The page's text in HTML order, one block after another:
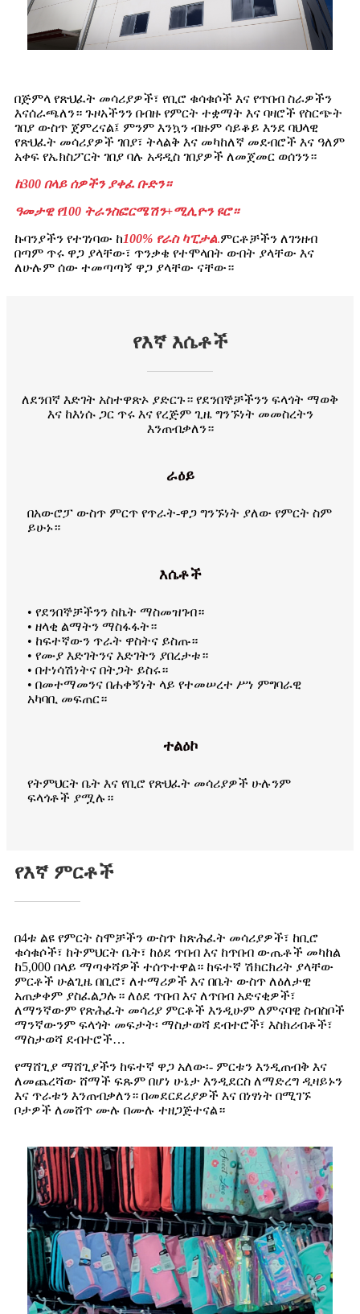
በጅምላ የጽህፈት መሳሪያዎች፣ የቢሮ ቁሳቁሶች እና የጥበብ ስራዎችን
እናሰራጫለን። ጉዞአችንን በብዙ የምርት ተቋማት እና ባዛሮች የስርጭት
ገበያ ውስጥ ጀምረናል፤ ምንም እንኳን ብዙም ሳይቆይ እንደ ባህላዊ
የጽህፈት መሳሪያዎች ገበያ፣ ትላልቅ እና መካከለኛ መደብሮች እና ዓለም
አቀፍ የኤክስፖርት ገበያ ባሉ አዳዲስ ገበያዎች ለመጀመር ወሰንን።
ከ300 በላይ ሰዎችን ያቀፈ ቡድን።
ዓመታዊ የ100 ትራንስፎርሜሽን+ሚሊዮን ዩሮ።
ኩባንያችን የተገነባው ከ100% የራስ ካፒታል.ምርቶቻችን ለገንዘብ
በጣም ጥሩ ዋጋ ያላቸው፣ ጥንቃቄ የተሞላበት ውበት ያላቸው እና
ለሁሉም ሰው ተመጣጣኝ ዋጋ ያላቸው ናቸው።
የእኛ እሴቶች
ለደንበኛ እድገት አስተዋጽኦ ያድርጉ። የደንበኞቻችንን ፍላጎት ማወቅ
እና ከእነሱ ጋር ጥሩ እና የረጅም ጊዜ ግንኙነት መመስረትን
እንጠብቃለን።
ራዕይ
በአውሮፓ ውስጥ ምርጥ የጥራት-ዋጋ ግንኙነት ያለው የምርት ስም
ይሁኑ።
እሴቶች
• የደንበኞቻችንን ስኬት ማስመዝገብ።
• ዘላቂ ልማትን ማስፋፋት።
• ከፍተኛውን ጥራት ዋስትና ይስጡ።
• የሙያ እድገትንና እድገትን ያበረታቱ።
• በተነሳሽነትና በትጋት ይስሩ።
• በመተማመንና በሐቀኝነት ላይ የተመሠረተ ሥነ ምግባራዊ
አካባቢ መፍጠር።
ተልዕኮ
የትምህርት ቤት እና የቢሮ የጽህፈት መሳሪያዎች ሁሉንም
ፍላጎቶች ያሟሉ።
የእኛ ምርቶች
በ4ቱ ልዩ የምርት ስሞቻችን ውስጥ ከጽሕፈት መሳሪያዎች፣ ከቢሮ
ቁሳቁሶች፣ ከትምህርት ቤት፣ ከዕደ ጥበብ እና ከጥበብ ውጤቶች መካከል
ከ5,000 በላይ ማጣቀሻዎች ተሰጥተዋል። ከፍተኛ ሽክርክሪት ያላቸው
ምርቶች ሁልጊዜ በቢሮ፣ ለተማሪዎች እና በቤት ውስጥ ለዕለታዊ
አጠቃቀም ያስፈልጋሉ። ለዕደ ጥበብ እና ለጥበብ አድናቂዎች፣
ለማንኛውም የጽሕፈት መሳሪያ ምርቶች እንዲሁም ለምናባዊ ስብስቦች
ማንኛውንም ፍላጎት መፍታት፡ ማስታወሻ ደብተሮች፣ እስክሪብቶች፣
ማስታወሻ ደብተሮች…
የማሸጊያ ማሸጊያችን ከፍተኛ ዋጋ አለው፡- ምርቱን እንዲጠብቅ እና
ለመጨረሻው ሸማች ፍጹም በሆነ ሁኔታ እንዲደርስ ለማድረግ ዲዛይኑን
እና ጥራቱን እንጠብቃለን። በመደርደሪያዎች እና በነፃነት በሚገኙ
ቦታዎች ለመሸጥ ሙሉ በሙሉ ተዘጋጅተናል።